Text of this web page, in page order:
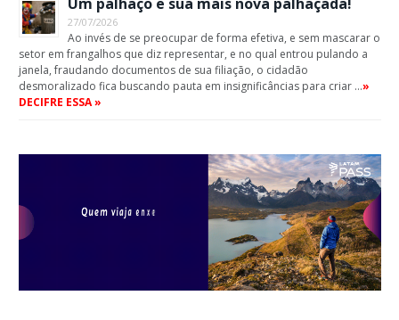
27/07/2026
Ao invés de se preocupar de forma efetiva, e sem mascarar o
setor em frangalhos que diz representar, e no qual entrou pulando a
janela, fraudando documentos de sua filiação, o cidadão
desmoralizado fica buscando pauta em insignificâncias para criar …»
DECIFRE ESSA »